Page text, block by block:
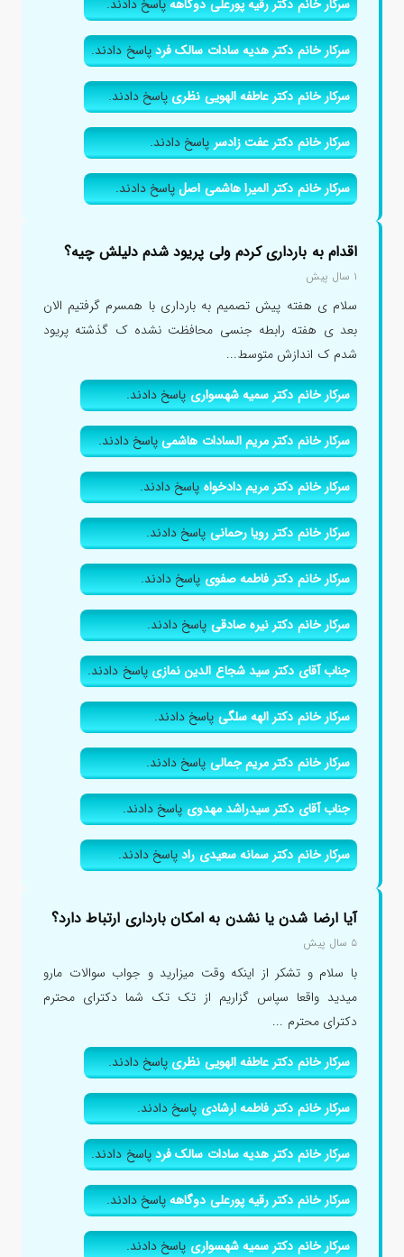
سرکار خانم دکتر رقیه پورعلی دوگاههپاسخ دادند.
سرکار خانم دکتر هدیه سادات سالک فردپاسخ دادند.
سرکار خانم دکتر عاطفه الهویی نظریپاسخ دادند.
سرکار خانم دکتر عفت زادسرپاسخ دادند.
سرکار خانم دکتر المیرا هاشمی اصلپاسخ دادند.
اقدام به بارداری کردم ولی پریود شدم دلیلش چیه؟
۱ سال پیش
سلام ی هفته پیش تصمیم به بارداری با همسرم گرفتیم الان
بعد ی هفته رابطه جنسی محافظت نشده ک گذشته پریود
شدم ک اندازش متوسط...
سرکار خانم دکتر سمیه شهسواریپاسخ دادند.
سرکار خانم دکتر مریم السادات هاشمیپاسخ دادند.
سرکار خانم دکتر مریم دادخواهپاسخ دادند.
سرکار خانم دکتر رویا رحمانیپاسخ دادند.
سرکار خانم دکتر فاطمه صفویپاسخ دادند.
سرکار خانم دکتر نیره صادقیپاسخ دادند.
جناب آقای دکتر سید شجاع الدین نمازیپاسخ دادند.
سرکار خانم دکتر الهه سلگیپاسخ دادند.
سرکار خانم دکتر مریم جمالیپاسخ دادند.
جناب آقای دکتر سیدراشد مهدویپاسخ دادند.
سرکار خانم دکتر سمانه سعیدی رادپاسخ دادند.
آیا ارضا شدن یا نشدن به امکان بارداری ارتباط دارد؟
۵ سال پیش
با سلام و تشکر از اینکه وقت میزارید و جواب سوالات مارو
میدید واقعا سپاس گزاریم از تک تک شما دکترای محترم
دکترای محترم ...
سرکار خانم دکتر عاطفه الهویی نظریپاسخ دادند.
سرکار خانم دکتر فاطمه ارشادیپاسخ دادند.
سرکار خانم دکتر هدیه سادات سالک فردپاسخ دادند.
سرکار خانم دکتر رقیه پورعلی دوگاههپاسخ دادند.
سرکار خانم دکتر سمیه شهسواریپاسخ دادند.